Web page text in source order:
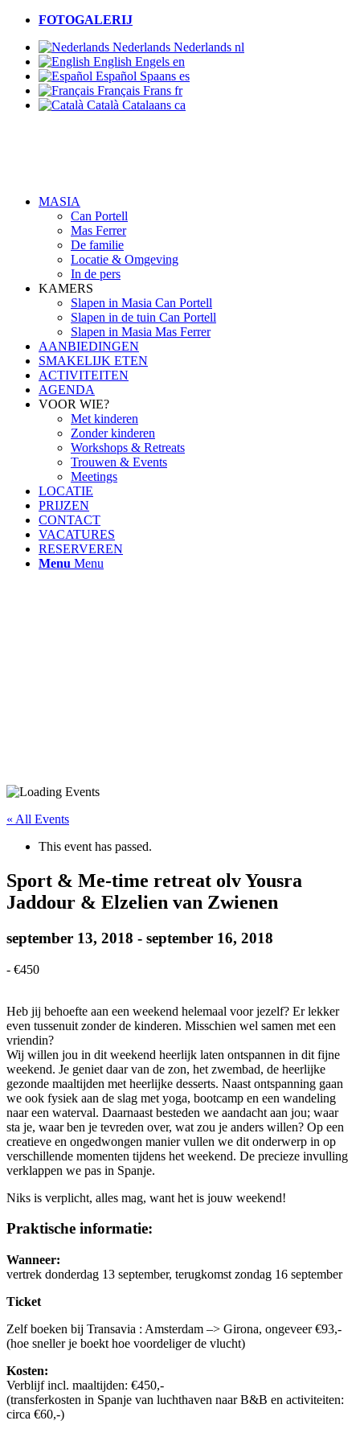
FOTOGALERIJ
Nederlands Nederlands nl
English Engels en
Español Spaans es
Français Frans fr
Català Catalaans ca
MASIA
Can Portell
Mas Ferrer
De familie
Locatie & Omgeving
In de pers
KAMERS
Slapen in Masia Can Portell
Slapen in de tuin Can Portell
Slapen in Masia Mas Ferrer
AANBIEDINGEN
SMAKELIJK ETEN
ACTIVITEITEN
AGENDA
VOOR WIE?
Met kinderen
Zonder kinderen
Workshops & Retreats
Trouwen & Events
Meetings
LOCATIE
PRIJZEN
CONTACT
VACATURES
RESERVEREN
Menu Menu
« All Events
This event has passed.
Sport & Me-time retreat olv Yousra
Jaddour & Elzelien van Zwienen
september 13, 2018 - september 16, 2018
- €450
Heb jij behoefte aan een weekend helemaal voor jezelf? Er lekker
even tussenuit zonder de kinderen. Misschien wel samen met een
vriendin?
Wij willen jou in dit weekend heerlijk laten ontspannen in dit fijne
weekend. Je geniet daar van de zon, het zwembad, de heerlijke
gezonde maaltijden met heerlijke desserts. Naast ontspanning gaan
we ook fysiek aan de slag met yoga, bootcamp en een wandeling
naar een waterval. Daarnaast besteden we aandacht aan jou; waar
sta je, waar ben je tevreden over, wat zou je anders willen? Op een
creatieve en ongedwongen manier vullen we dit onderwerp in op
verschillende momenten tijdens het weekend. De precieze invulling
verklappen we pas in Spanje.
Niks is verplicht, alles mag, want het is jouw weekend!
Praktische informatie:
Wanneer:
vertrek donderdag 13 september, terugkomst zondag 16 september
Ticket
Zelf boeken bij Transavia : Amsterdam –> Girona, ongeveer €93,-
(hoe sneller je boekt hoe voordeliger de vlucht)
Kosten:
Verblijf incl. maaltijden: €450,-
(transferkosten in Spanje van luchthaven naar B&B en activiteiten:
circa €60,-)